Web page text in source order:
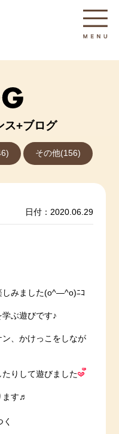
ス+ブログ
その他(156)
日付：2020.06.29
しみました(o^―^o)ﾆｺ
ぶ遊びです♪
、かけっこをしなが
りして遊びました
ます♬